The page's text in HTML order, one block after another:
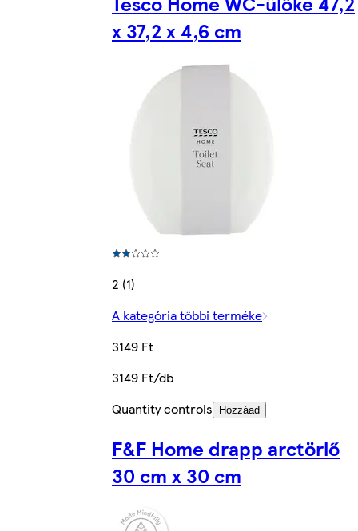
x 37,2 x 4,6 cm
2 (1)
A kategória többi terméke
3149 Ft
3149 Ft/db
Quantity controls
Hozzáad
F&F Home drapp arctörlő
30 cm x 30 cm